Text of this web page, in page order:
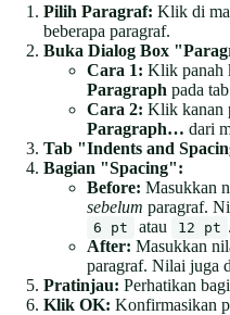
Pilih Paragraf: Klik di
beberapa paragraf.
Buka Dialog Box
Cara 1: Klik panah
Paragraph pada tab
Cara 2: Klik kanan
Paragraph… dari
Tab "Indents and
Bagian "Spacing":
Before: Masukkan
sebelum paragraf.
6 pt atau 12 pt .
After: Masukkan
paragraf. Nilai juga
Pratinjau: Perhatikan
Klik OK: Konfirmasikan